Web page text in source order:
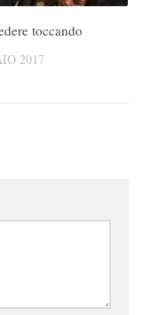
toccando
2017